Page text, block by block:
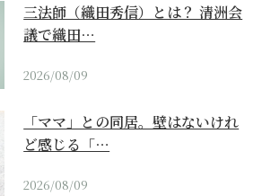
三法師（織田秀信）とは？ 清洲会
議で織田…
2026/08/09
「ママ」との同居。壁はないけれ
ど感じる「…
2026/08/09